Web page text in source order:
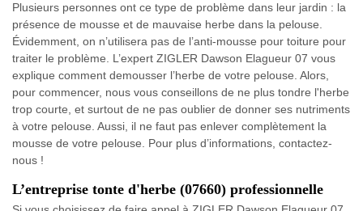
Plusieurs personnes ont ce type de problème dans leur jardin : la
présence de mousse et de mauvaise herbe dans la pelouse.
Évidemment, on n’utilisera pas de l’anti-mousse pour toiture pour
traiter le problème. L’expert ZIGLER Dawson Elagueur 07 vous
explique comment demousser l’herbe de votre pelouse. Alors,
pour commencer, nous vous conseillons de ne plus tondre l'herbe
trop courte, et surtout de ne pas oublier de donner ses nutriments
à votre pelouse. Aussi, il ne faut pas enlever complètement la
mousse de votre pelouse. Pour plus d’informations, contactez-
nous !
L’entreprise tonte d'herbe (07660) professionnelle